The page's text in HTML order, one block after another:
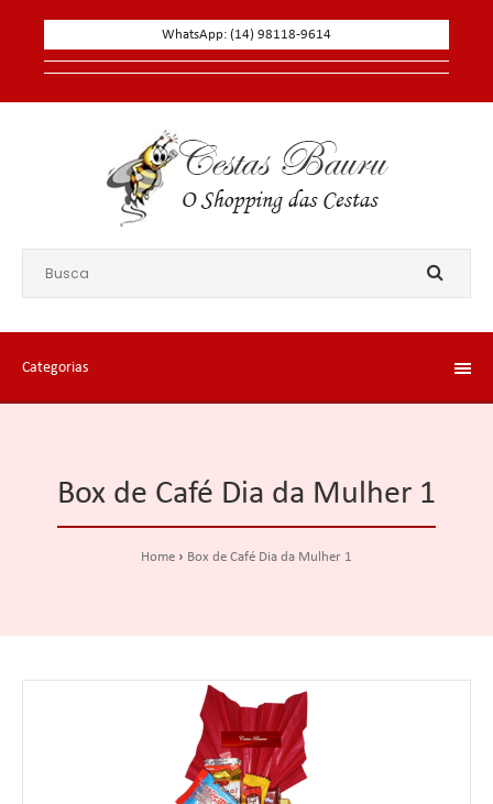
WhatsApp: (14) 98118-9614
Categorias
Box de Café Dia da Mulher 1
Home Box de Café Dia da Mulher 1